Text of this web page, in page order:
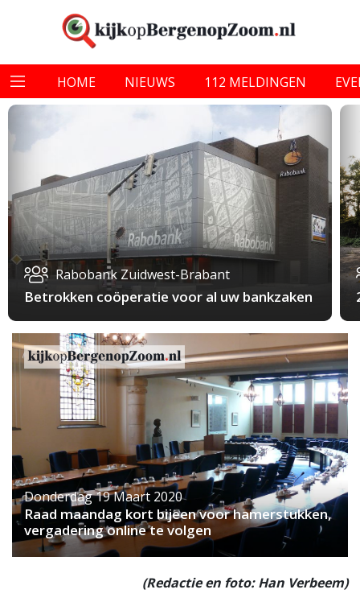
HOME NIEUWS 112 MELDINGEN
Rabobank Zuidwest-Brabant
Betrokken coöperatie voor al uw bankzaken
Donderdag 19 Maart 2020
Raad maandag kort bijeen voor hamerstukken,
vergadering online te volgen
(Redactie en foto: Han Verbeem)